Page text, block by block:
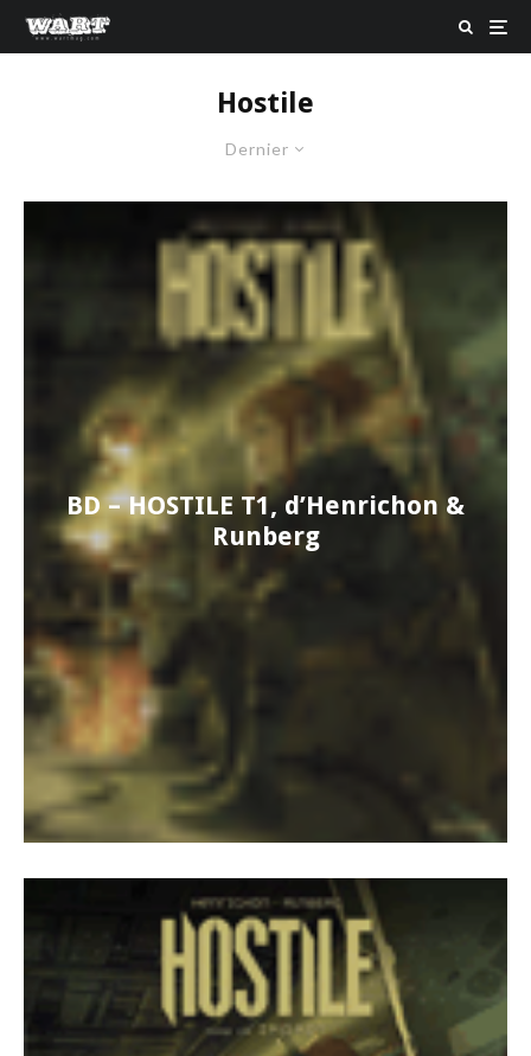
Hostile
Dernier
BD – HOSTILE T1, d’Henrichon &
Runberg